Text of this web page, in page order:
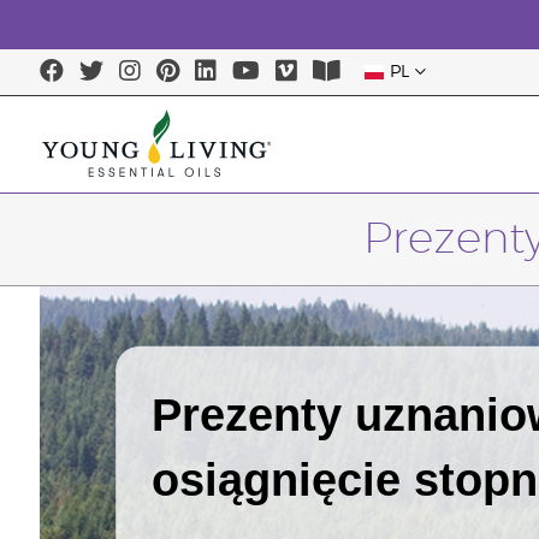
PL
Prezenty
osiągnięcie